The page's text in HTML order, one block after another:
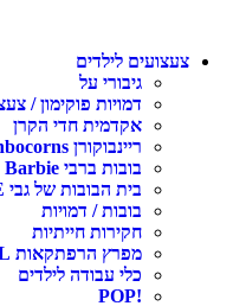
לילדים
גיבורי על
דמויות פוקימון / צעצועי POKEMON
אקדמית חדי הקרן
ריינבוקורן Rainbocorns
בובות ברבי Barbie
בית הבובות של גבי GABBY'S DOLLHOUSE
בובות / דמויות
חקירות חייתיות
מפרץ הרפתקאות PAW PATROL
כלי עבודה לילדים